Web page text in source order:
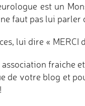
est un
faut pas lui parler
lui dire «
fraiche
de votre blog et